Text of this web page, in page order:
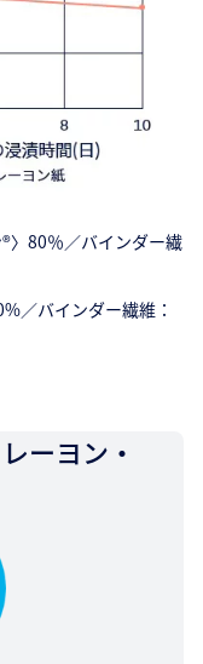
〉80％／バインダー繊
／バインダー繊維：
ーヨン・